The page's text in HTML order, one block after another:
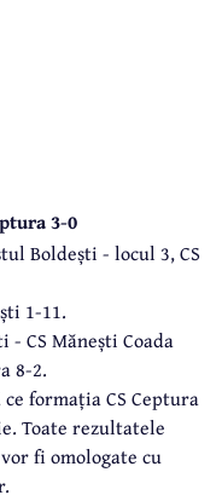
3-0
Boldești - locul 3, CS
1-11.
CS Mănești Coada
8-2.
formația CS Ceptura
Toate rezultatele
fi omologate cu